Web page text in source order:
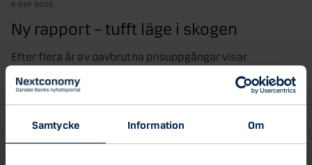
Samtycke Information Om
8 SEP 2025
Ny rapport – tufft läge i skogen
Efter flera år av oavbrutna prisuppgångar visar
rapporten Skog & Ekonomi tar Danske Banks
skogsexperter tempen på den svenska skogsnäringen.
Börsens skogsbolag missar förväntningarna